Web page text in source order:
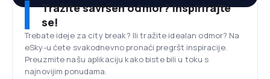
Tražite savršen odmor? Inspirirajte
se!
Trebate ideje za city break? Ili tražite idealan odmor? Na
eSky-u ćete svakodnevno pronaći pregršt inspiracije.
Preuzmite našu aplikaciju kako biste bili u toku s
najnovijim ponudama.